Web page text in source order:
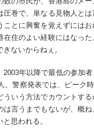
圧巻で、単なる見物人と
ことに興奮を覚えずには
在住のよい経験にはなった
ないからねぇ。
2003年以降で最低の参加
。警察発表では、ピーク
ういう方法でカウントす
は言うまでもないが、概
思われる。